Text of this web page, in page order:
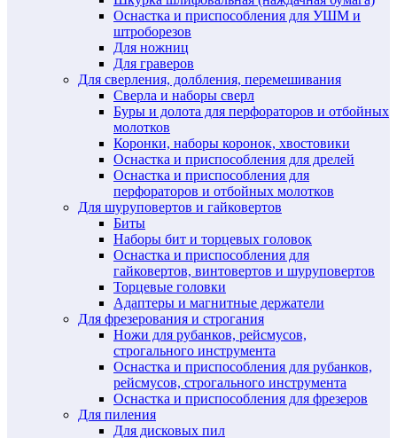
Оснастка и приспособления для УШМ и
штроборезов
Для ножниц
Для граверов
Для сверления, долбления, перемешивания
Сверла и наборы сверл
Буры и долота для перфораторов и отбойных
молотков
Коронки, наборы коронок, хвостовики
Оснастка и приспособления для дрелей
Оснастка и приспособления для
перфораторов и отбойных молотков
Для шуруповертов и гайковертов
Биты
Наборы бит и торцевых головок
Оснастка и приспособления для
гайковертов, винтовертов и шуруповертов
Торцевые головки
Адаптеры и магнитные держатели
Для фрезерования и строгания
Ножи для рубанков, рейсмусов,
строгального инструмента
Оснастка и приспособления для рубанков,
рейсмусов, строгального инструмента
Оснастка и приспособления для фрезеров
Для пиления
Для дисковых пил